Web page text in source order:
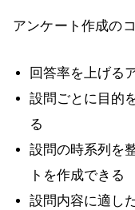
アンケート作成の
回答率を上げる
設問ごとに目的
る
設問の時系列を
トを作成できる
設問内容に適し